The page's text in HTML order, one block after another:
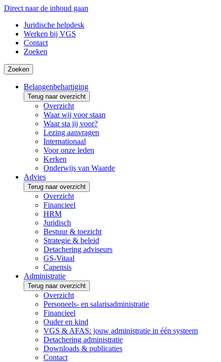
Direct naar de inhoud gaan
Juridische helpdesk
Werken bij VGS
Contact
Zoeken
Zoeken
Belangenbehartiging
Terug naar overzicht
Overzicht
Waar wij voor staan
Waar sta jij voor?
Lezing aanvragen
Internationaal
Voor onze leden
Kerken
Onderwijs van Waarde
Advies
Terug naar overzicht
Overzicht
Financieel
HRM
Juridisch
Bestuur & toezicht
Strategie & beleid
Detachering adviseurs
GS-Vitaal
Capensis
Administratie
Terug naar overzicht
Overzicht
Personeels- en salarisadministratie
Financieel
Ouder en kind
VGS & AFAS: jouw administratie in één systeem
Detachering administratie
Downloads & publicaties
Contact